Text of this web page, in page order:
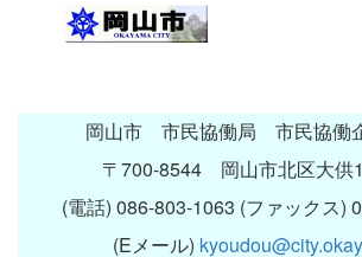
岡山市 市民協働局 市民協働
〒700-8544 岡山市北区大供
(電話) 086-803-1063 (ファックス)
(Eメール)